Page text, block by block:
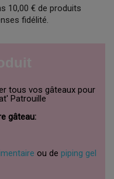
10,00 € de produits
fidélité.
tous vos gâteaux pour
Patrouille
gâteau:
ou de piping gel